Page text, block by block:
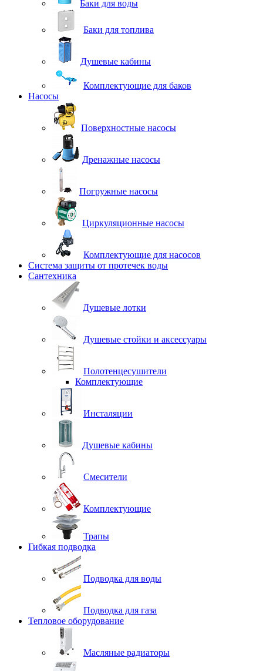
Баки для воды
Баки для топлива
Душевые кабины
Комплектующие для баков
Насосы
Поверхностные насосы
Дренажные насосы
Погружные насосы
Циркуляционные насосы
Комплектующие для насосов
Система защиты от протечек воды
Сантехника
Душевые лотки
Душевые стойки и аксессуары
Полотенцесушители
Комплектующие
Инсталяции
Душевые кабины
Смесители
Комплектующие
Трапы
Гибкая подводка
Подводка для воды
Подводка для газа
Тепловое оборудование
Масляные радиаторы